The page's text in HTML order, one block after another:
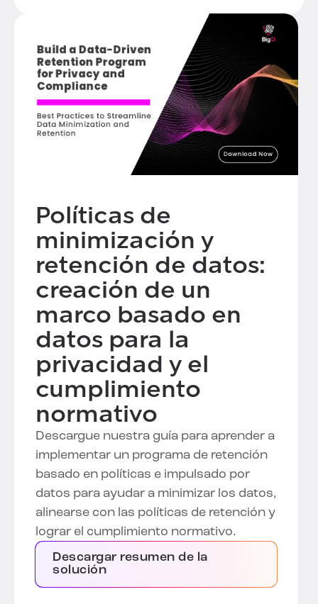
Políticas de
minimización y
retención de datos:
creación de un
marco basado en
datos para la
privacidad y el
cumplimiento
normativo
Descargue nuestra guía para aprender a
implementar un programa de retención
basado en políticas e impulsado por
datos para ayudar a minimizar los datos,
alinearse con las políticas de retención y
lograr el cumplimiento normativo.
Descargar resumen de la
solución